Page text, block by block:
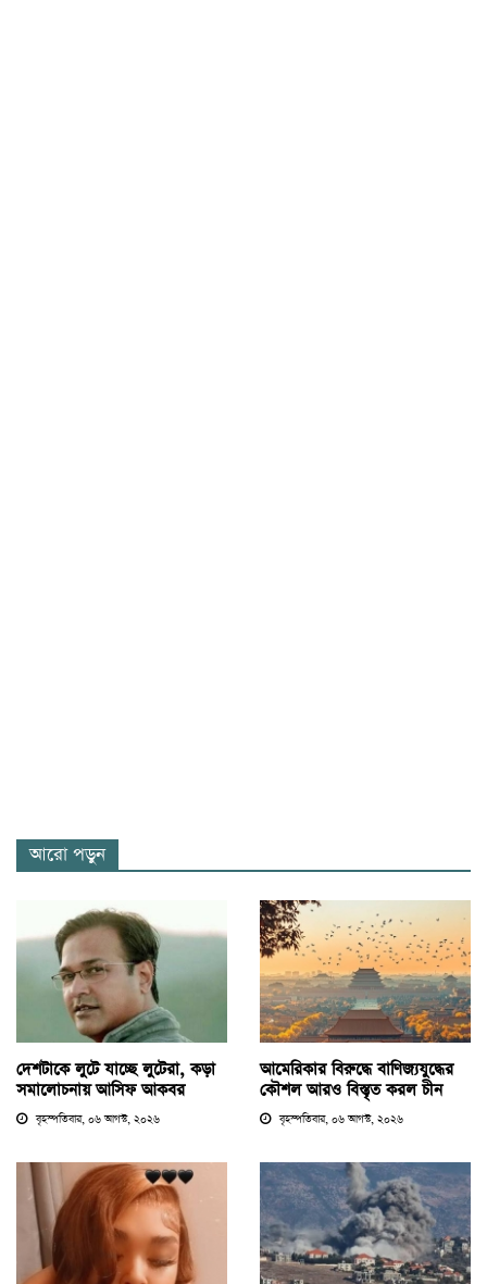
আরো পড়ুন
দেশটাকে লুটে যাচ্ছে লুটেরা, কড়া
সমালোচনায় আসিফ আকবর
বৃহস্পতিবার, ০৬ আগস্ট, ২০২৬
আমেরিকার বিরুদ্ধে বাণিজ্যযুদ্ধের
কৌশল আরও বিস্তৃত করল চীন
বৃহস্পতিবার, ০৬ আগস্ট, ২০২৬